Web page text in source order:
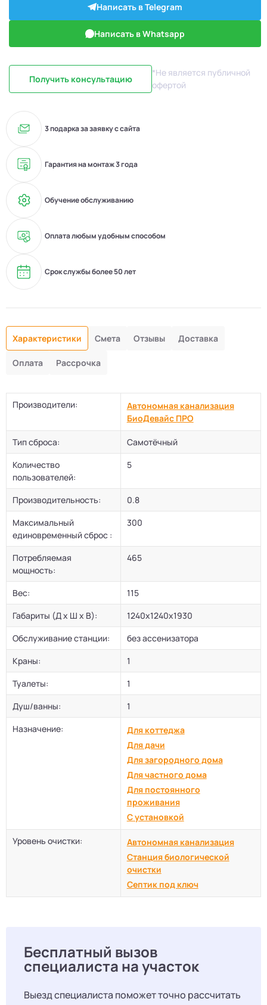
Написать в Telegram
Написать в Whatsapp
Получить консультацию
*Не является публичной
офертой
3 подарка за заявку с сайта
Гарантия на монтаж 3 года
Обучение обслуживанию
Оплата любым удобным способом
Срок службы более 50 лет
Характеристики Смета Отзывы Доставка
Оплата Рассрочка
Производители:
Автономная канализация
БиоДевaйс ПРО
Тип сброса:
Самотёчный
Количество
пользователей:
5
Производительность:
0.8
Максимальный
единовременный сброс :
300
Потребляемая
мощность:
465
Вес:
115
Габариты (Д х Ш х В):
1240х1240х1930
Обслуживание станции:
без ассенизатора
Краны:
1
Туалеты:
1
Душ/ванны:
1
Назначение:
Для коттеджа
Для дачи
Для загородного дома
Для частного дома
Для постоянного
проживания
С установкой
Уровень очистки:
Автономная канализация
Станция биологической
очистки
Септик под ключ
Бесплатный вызов
специалиста на участок
Выезд специалиста поможет точно рассчитать